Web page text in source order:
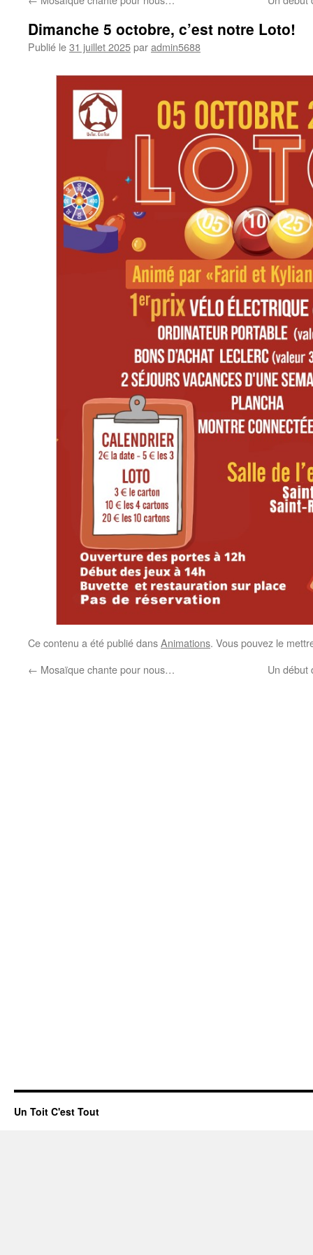
Dimanche 5 octobre, c’est notre Loto!
Publié le31 juillet 2025paradmin5688
Ce contenu a été publié dansAnimations. Vous pouvez le
← Mosaïque chante pour nous… Un début
Un Toit C'est Tout